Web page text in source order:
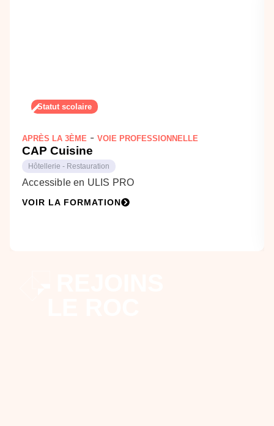
Statut scolaire
APRÈS LA 3ÈME - VOIE PROFESSIONNELLE
CAP Cuisine
Hôtellerie - Restauration
Accessible en ULIS PRO
VOIR LA FORMATION